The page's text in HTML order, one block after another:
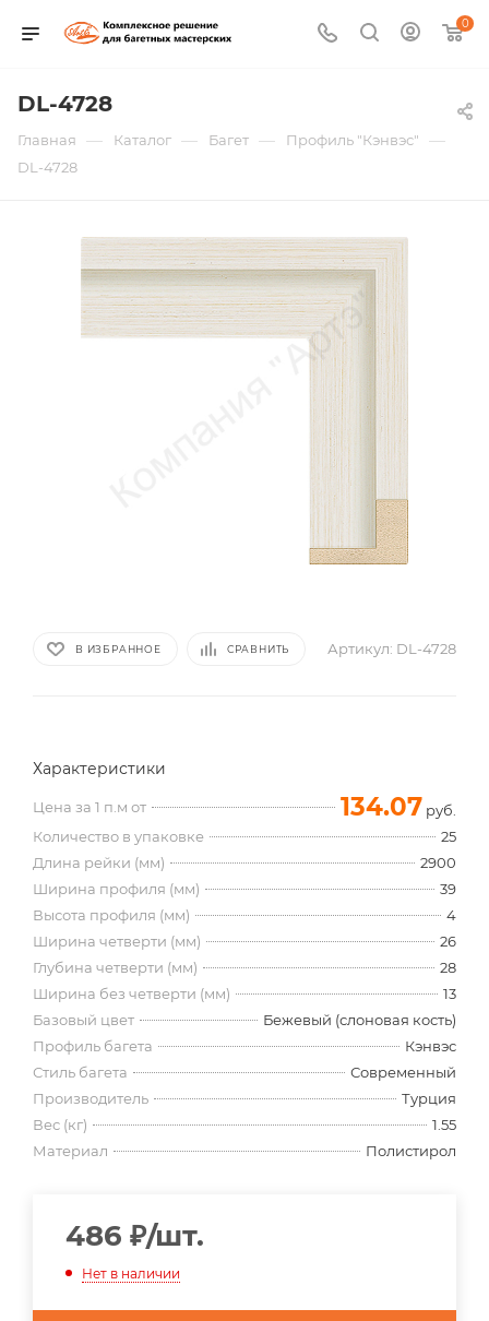
0
DL-4728
Главная — Каталог — Багет — Профиль "Кэнвэс" —
DL-4728
В ИЗБРАННОЕ СРАВНИТЬ Артикул: DL-4728
Характеристики
Цена за 1 п.м от 134.07 руб.
Количество в упаковке
25
Длина рейки (мм)
2900
Ширина профиля (мм)
39
Высота профиля (мм)
4
Ширина четверти (мм)
26
Глубина четверти (мм)
28
Ширина без четверти (мм)
13
Базовый цвет
Бежевый (слоновая кость)
Профиль багета
Кэнвэс
Стиль багета
Современный
Производитель
Турция
Вес (кг)
1.55
Материал
Полистирол
486 ₽/шт.
Нет в наличии